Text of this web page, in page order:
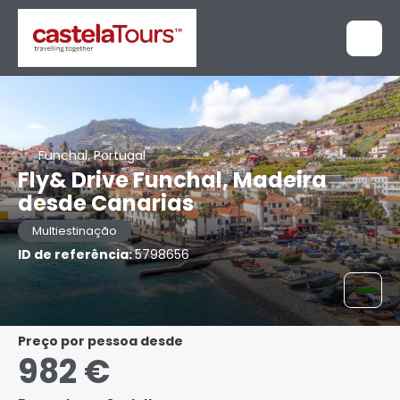
Funchal, Portugal
Fly& Drive Funchal, Madeira
desde Canarias
Multiestinação
ID de referência:5798656
preço por pessoa desde
982 €